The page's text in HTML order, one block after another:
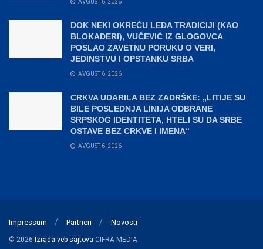
AVGUST 6, 2026
DOK NEKI OKREĆU LEĐA TRADICIJI (KAO
BLOKADERI), VUČEVIĆ IZ GLOGOVCA
POSLAO ZAVETNU PORUKU O VERI,
JEDINSTVU I OPSTANKU SRBA
AVGUST 6, 2026
CRKVA UDARILA BEZ ZADRŠKE: „LITIJE SU
BILE POSLEDNJA LINIJA ODBRANE
SRPSKOG IDENTITETA, HTELI SU DA SRBE
OSTAVE BEZ CRKVE I IMENA“
AVGUST 6, 2026
Impressum Partneri Novosti
© 2026 Izrada veb sajtova CIFRA MEDIA